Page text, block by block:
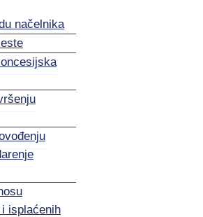
načelnika
isplaćenih